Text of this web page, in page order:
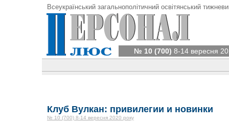
Всеукраїнський загальнополітичний освітянський
№ 10 (700) 8-14 вересня
Клуб Вулкан: привилегии и новинки
№ 10 (700) 8-14 вересня 2020 року